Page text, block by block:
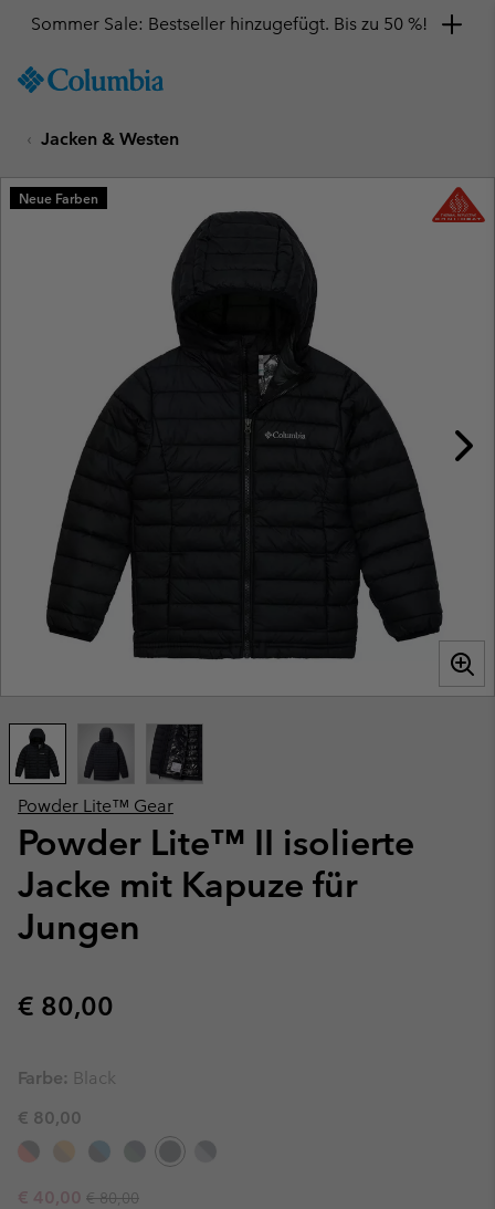
TO
SKIP
MAIN
NAV
Sommer Sale: Bestseller hinzugefügt. Bis zu 50 %!
Jacken & Westen
Powder Lite™ Gear
Powder Lite™ II isolierte
Jacke mit Kapuze für
Jungen
Regular price:
€ 80,00
Neue Farben
Farbe: Black
€ 80,00
Sale price:
€ 40,00 Regular price:
€ 80,00